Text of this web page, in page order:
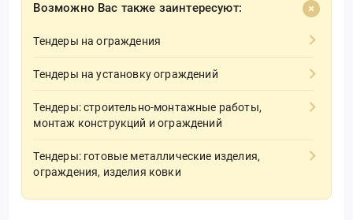
Возможно Вас также заинтересуют:
Тендеры на ограждения
Тендеры на установку ограждений
Тендеры: строительно-монтажные работы,
монтаж конструкций и ограждений
Тендеры: готовые металлические изделия,
ограждения, изделия ковки